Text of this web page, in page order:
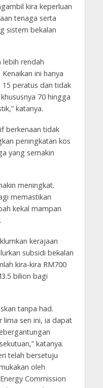
kira keperluan
tenaga serta
sistem bekalan
lebih rendah
ini hanya
15 peratus dan tidak
70 hingga
katanya.
berkenaan tidak
peningkatan kos
yang semakin
meningkat.
memastikan
kekal mampan
kerajaan
subsidi bekalan
kira-kira RM700
bilion bagi
tanpa had.
lima sen ini, ia dapat
katanya.
telah bersetuju
oleh
Commission